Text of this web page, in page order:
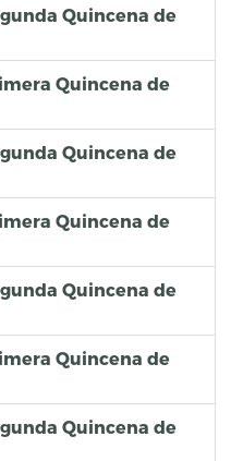
Quincena de
Quincena de
Quincena de
Quincena de
Quincena de
Quincena de
Quincena de